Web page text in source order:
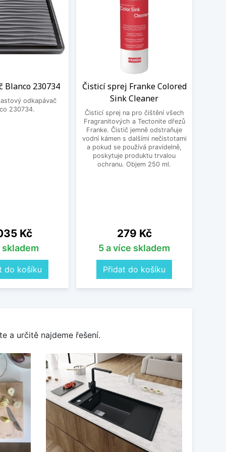
Blanco 230734
odkapávač
230734.
Kč
skladem
do košíku
Čisticí sprej Franke Colored
Sink Cleaner
Čisticí sprej na pro čištění všech
Fragranitových a Tectonite dřezů
Franke. Čistič jemně odstraňuje
vodní kámen s dalšími nečistotami
a pokud se používá pravidelně,
poskytuje produktu trvalou
ochranu. Objem 250 ml.
Cena
279 Kč
5 a více skladem
Přidat do košíku
a určitě najdeme řešení.